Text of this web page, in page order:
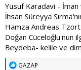
Yusuf Karadavi -
İhsan Süreyya
Hamza Andreas
Doğan Cüceloğlu'nun
Beydeba- kelile ve
T
GAZAP